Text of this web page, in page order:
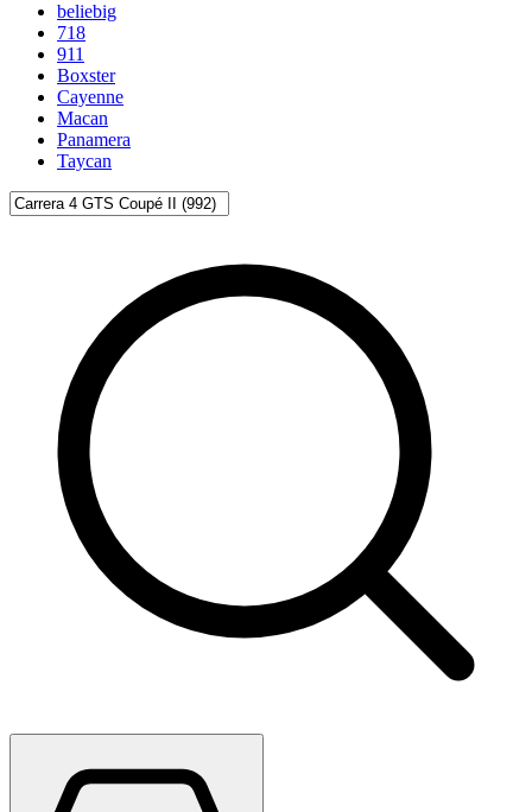
beliebig
718
911
Boxster
Cayenne
Macan
Panamera
Taycan